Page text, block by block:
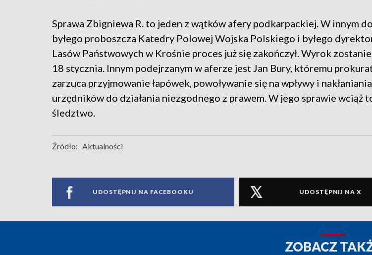
Sprawa Zbigniewa R. to jeden z wątków afery podkarpackiej. W innym
byłego proboszcza Katedry Polowej Wojska Polskiego i byłego
Lasów Państwowych w Krośnie proces już się zakończył. Wyrok
18 stycznia. Innym podejrzanym w aferze jest Jan Bury, któremu
zarzuca przyjmowanie łapówek, powoływanie się na wpływy i nakłaniania
urzędników do działania niezgodnego z prawem. W jego sprawie wciąż
śledztwo.
Źródło: Aktualności
UDOSTĘPNIJ NA FACEBOOKU UDOSTĘPNIJ NA X
ZOBACZ